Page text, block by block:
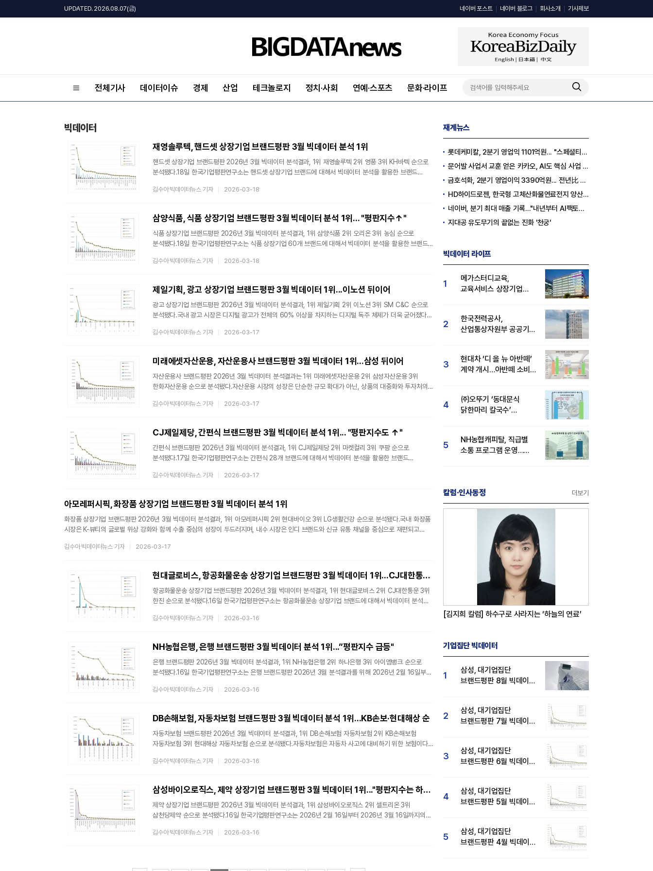
UPDATED. 2026.08.07(금) 네이버 포스트 네이버 블로그 회사소개 기사제보
전체기사 데이터이슈 경제 산업 테크놀로지 정치·사회 연예·스포츠 문화·라이프
빅데이터
재영솔루텍, 핸드셋 상장기업 브랜드평판 3월 빅데이터 분석 1위
핸드셋 상장기업 브랜드평판 2026년 3월 빅데이터 분석결과, 1위 재영솔루텍 2위 영풍 3위 KH바텍 순으로
분석됐다.18일 한국기업평판연구소는 핸드셋 상장기업 브랜드에 대해서 빅데이터 분석을 활용한 브랜드
빅데이터 43,849,908개를 분석하여 소비자들의 브랜드 평판을 분석했다. 지난 2월 핸드셋 상장기업 브랜드
빅데이터를 참여가치, 소통가치, 소셜가치, 시장가치, 재무가치로 나누게 된다. 브랜드평판지수는 소비자들의
온라인
김수아 빅데이터뉴스 기자 2026-03-18
삼양식품, 식품 상장기업 브랜드평판 3월 빅데이터 분석 1위... "평판지수↑"
식품 상장기업 브랜드평판 2026년 3월 빅데이터 분석결과, 1위 삼양식품 2위 오리온 3위 농심 순으로
분석됐다.18일 한국기업평판연구소는 식품 상장기업 60개 브랜드에 대해서 빅데이터 분석을 활용한 브랜드
빅데이터 49,222,265개를 분석하여 소비자들의 브랜드 평판을 분석했다. 지난 2월 식품 상장기업 브랜드
빅데이터를 참여가치, 소통가치, 소셜가치, 시장가치, 재무가치로 나누게 된다. 브랜드평판지수는 소비자들의
온라인 습
김수아 빅데이터뉴스 기자 2026-03-18
제일기획, 광고 상장기업 브랜드평판 3월 빅데이터 1위...이노션 뒤이어
광고 상장기업 브랜드평판 2026년 3월 빅데이터 분석결과, 1위 제일기획 2위 이노션 3위 SM C&C 순으로
분석됐다.국내 광고 시장은 디지털 광고가 전체의 60% 이상을 차지하는 디지털 독주 체제가 더욱 굳어졌다.
완만한 성장을 하고 있다.17일 한국기업평판연구소는 광고 상장기업 13개 브랜드에 대해서 빅데이터 분석을
상장기업 브랜드 빅데이터 3,612,186개를 분석하여 소비자들의 브랜드 평판을 분석했다. 지난 2월 광고
상장기
김수아 빅데이터뉴스 기자 2026-03-17
미래에셋자산운용, 자산운용사 브랜드평판 3월 빅데이터 1위...삼성 뒤이어
자산운용사 브랜드평판 2026년 3월 빅데이터 분석결과는 1위 미래에셋자산운용 2위 삼성자산운용 3위
한화자산운용 순으로 분석됐다.자산운용 시장의 성장은 단순한 규모 확대가 아닌, 상품의 대중화와 투자처의
견인하고 있다. 2025년 국내 자산운용 시장은 1,800조원 규모로 분석된다.17일 한국기업평판연구소는
분석하여 소비자들의 참여와 미디어, 소통, 커뮤니티, 사회공헌지표를 측정하여 평판 알고리즘을 통해
지수화했다고 밝혔다. 지난 2월
김수아 빅데이터뉴스 기자 2026-03-17
CJ제일제당, 간편식 브랜드평판 3월 빅데이터 분석 1위... "평판지수도 ↑"
간편식 브랜드평판 2026년 3월 빅데이터 분석결과, 1위 CJ제일제당 2위 마켓컬리 3위 쿠팡 순으로
분석됐다.17일 한국기업평판연구소는 간편식 28개 브랜드에 대해서 빅데이터 분석을 활용한 브랜드
35,777,726개를 분석하여 소비자들의 브랜드 평판을 분석했다. 지난 2월 간편식 브랜드 빅데이터
가능한 식품을 말한다. 현대인의 바쁜 생활 패턴과 1~2인 가구 증가, 맞벌이 영향으로 수요 확대됐다. 2025년
국내 간편식 시장 규모는 약 6조
김수아 빅데이터뉴스 기자 2026-03-17
아모레퍼시픽, 화장품 상장기업 브랜드평판 3월 빅데이터 분석 1위
화장품 상장기업 브랜드평판 2026년 3월 빅데이터 분석결과, 1위 아모레퍼시픽 2위 현대바이오 3위 LG생활건강 순으로 분석됐다.국내 화장품
시장은 K-뷰티의 글로벌 위상 강화와 함께 수출 중심의 성장이 두드러지며, 내수 시장은 인디 브랜드와 신규 유통 채널을 중심으로 재편되고
빅데이터 평판분석을 했다고 밝혔다. 2026년 2월 17일부터 2026년 3월 17일까지의 화장품 상장기업 브랜드 빅데이터 27,544,971개를
김수아 빅데이터뉴스 기자 2026-03-17
현대글로비스, 항공화물운송 상장기업 브랜드평판 3월 빅데이터 1위...CJ대한통운 2위
항공화물운송 상장기업 브랜드평판 2026년 3월 빅데이터 분석결과, 1위 현대글로비스 2위 CJ대한통운 3위
한진 순으로 분석됐다.16일 한국기업평판연구소는 항공화물운송 상장기업 브랜드에 대해서 빅데이터 분석을
항공화물운송 상장기업 브랜드 빅데이터 35,592,434개를 분석하여 소비자들의 브랜드 평판을 분석했다.
브랜드에 대한 평판은 브랜드에 대한 소비자들의 활동 빅데이터를 참여가치, 소통가치, 소셜가치, 시장가치,
재무가치로 나누게
김수아 빅데이터뉴스 기자 2026-03-16
NH농협은행, 은행 브랜드평판 3월 빅데이터 분석 1위...”평판지수 급등"
은행 브랜드평판 2026년 3월 빅데이터 분석결과, 1위 NH농협은행 2위 하나은행 3위 아이엠뱅크 순으로
분석됐다.16일 한국기업평판연구소는 은행 브랜드평판 2026년 3월 분석결과를 위해 2026년 2월 16일부터
소비행태를 알아냈다고 밝혔다. 지난 2월 은행 브랜드 빅데이터 12,115,770개와 비교하면 61.69%
소셜가치, 시장가치, 재무가치로 나누게 된다. 은행 브랜드 평판조사에서는 참여지수와 미디어지수, 소통지수,
커뮤니티지수, 사회공헌지수
김수아 빅데이터뉴스 기자 2026-03-16
DB손해보험, 자동차보험 브랜드평판 3월 빅데이터 분석 1위...KB손보·현대해상 순
자동차보험 브랜드평판 2026년 3월 빅데이터 분석결과, 1위 DB손해보험 자동차보험 2위 KB손해보험
자동차보험 3위 현대해상 자동차보험 순으로 분석됐다.자동차보험은 자동차 사고에 대비하기 위한 보험이다.
자동차보험 시장 규모(원수보험료 기준)는 20조 6641억 원으로, 2019년 17조 5000억 원에 비해 18.08%
빅데이터 19,475,658개를 소비자들의 참여, 미디어, 소통, 커뮤니티가치로 분류하고 평판알고리즘으로
분석하여 브랜드평
김수아 빅데이터뉴스 기자 2026-03-16
삼성바이오로직스, 제약 상장기업 브랜드평판 3월 빅데이터 1위..."평판지수는 하락"
제약 상장기업 브랜드평판 2026년 3월 빅데이터 분석결과, 1위 삼성바이오로직스 2위 셀트리온 3위
삼천당제약 순으로 분석됐다.16일 한국기업평판연구소는 2026년 2월 16일부터 2026년 3월 16일까지의
밝혔다. 지난 2월 브랜드 빅데이터 71,391,042개와 비교하면 6.26% 증가했다.브랜드에 대한 평판지수는
김수아 빅데이터뉴스 기자 2026-03-16
재계뉴스
롯데케미칼, 2분기 영업익 1101억원... "스페셜티 전환 가속"
문어발 사업서 교훈 얻은 카카오, AI도 핵심 사업 '선택과 집중'
금호석화, 2분기 영업이익 3390억원... 전년比 419% 급증
HD하이드로젠, 한국형 고체산화물연료전지 양산체계 구축
네이버, 분기 최대 매출 기록..."내년부터 AI팩토리 수익 날 것"
지대공 유도무기의 끝없는 진화 '천궁'
빅데이터 라이프
1
메가스터디교육,
교육서비스 상장기업
2
한국전력공사,
산업통상자원부 공공기관
3
현대차 ‘디 올 뉴 아반떼’
계약 개시…아반떼 소비자
4
㈜오뚜기 ‘동대문식
닭한마리 칼국수’
5
NH농협캐피탈, 직급별
소통 프로그램 운영…
칼럼·인사동정 더보기
[김지희 칼럼] 하수구로 사라지는 ‘하늘의 연료’
기업집단 빅데이터
1
삼성, 대기업집단
브랜드평판 8월 빅데이터
2
삼성, 대기업집단
브랜드평판 7월 빅데이터
3
삼성, 대기업집단
브랜드평판 6월 빅데이터
4
삼성, 대기업집단
브랜드평판 5월 빅데이터
5
삼성, 대기업집단
브랜드평판 4월 빅데이터